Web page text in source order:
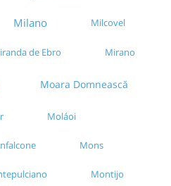
Milano Milcovel
de Ebro Mirano
Moara Domnească
Moláoi
Mons
Montijo